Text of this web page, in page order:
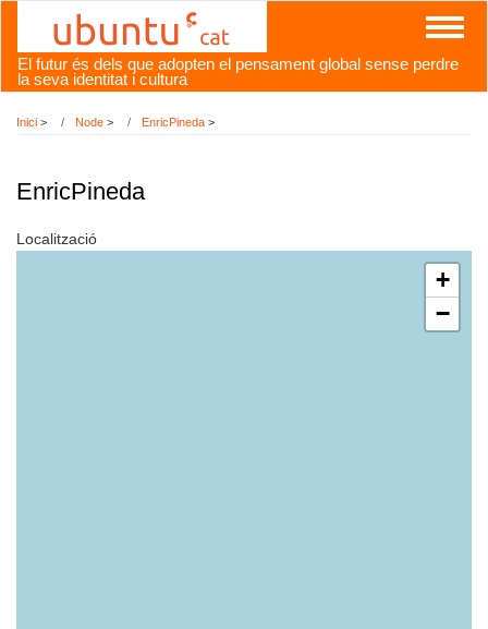
contingut
El futur és dels que adopten el pensament global sense perdre
la seva identitat i cultura
Inici > Node > EnricPineda >
EnricPineda
Localització
+
−